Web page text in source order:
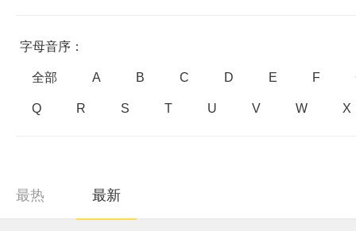
字母音序：
全部 A B C D E F
Q R S T U V W X
最热 最新